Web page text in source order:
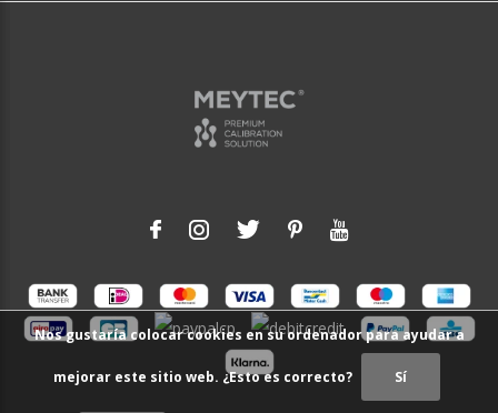
Nos gustaría colocar cookies en su ordenador para ayudar a
mejorar este sitio web. ¿Esto es correcto? Sí